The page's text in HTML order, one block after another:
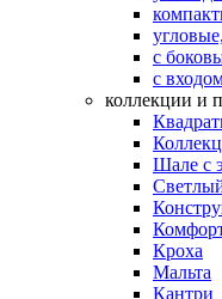
с
с
коллекции и
Шале с
Кроха
Мальта
Кантри